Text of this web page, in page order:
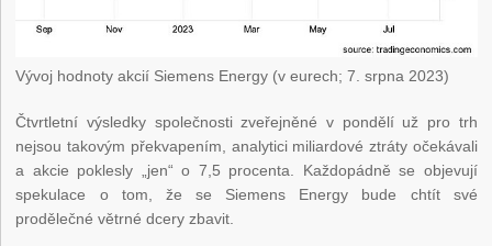
Vývoj hodnoty akcií Siemens Energy (v eurech; 7. srpna 2023)
Čtvrtletní výsledky společnosti zveřejněné v pondělí už pro trh
nejsou takovým překvapením, analytici miliardové ztráty očekávali
a akcie poklesly „jen“ o 7,5 procenta. Každopádně se objevují
spekulace o tom, že se Siemens Energy bude chtít své
prodělečné větrné dcery zbavit.